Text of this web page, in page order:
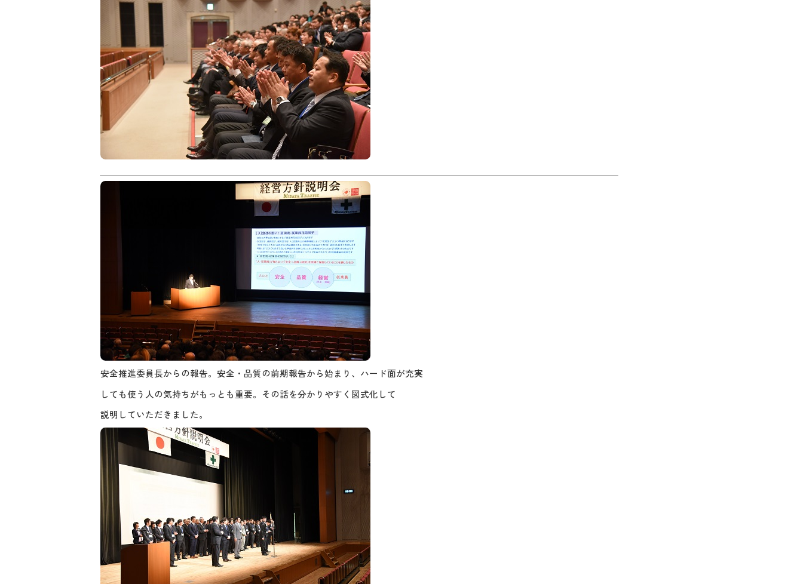
安全推進委員長からの報告。安全・品質の前期報告から始まり、ハード面が充実
しても使う人の気持ちがもっとも重要。その話を分かりやすく図式化して
説明していただきました。